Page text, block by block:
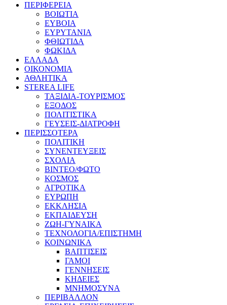
ΠΕΡΙΦΕΡΕΙΑ
ΒΟΙΩΤΙΑ
ΕΥΒΟΙΑ
ΕΥΡΥΤΑΝΙΑ
ΦΘΙΩΤΙΔΑ
ΦΩΚΙΔΑ
ΕΛΛΑΔΑ
ΟΙΚΟΝΟΜΙΑ
ΑΘΛΗΤΙΚΑ
STEREA LIFE
ΤΑΞΙΔΙΑ-ΤΟΥΡΙΣΜΟΣ
ΕΞΟΔΟΣ
ΠΟΛΙΤΙΣΤΙΚΑ
ΓΕΥΣΕΙΣ-ΔΙΑΤΡΟΦΗ
ΠΕΡΙΣΣΟΤΕΡΑ
ΠΟΛΙΤΙΚΗ
ΣΥΝΕΝΤΕΥΞΕΙΣ
ΣΧΟΛΙΑ
ΒΙΝΤΕΟ/ΦΩΤΟ
ΚΟΣΜΟΣ
ΑΓΡΟΤΙΚΑ
ΕΥΡΩΠΗ
ΕΚΚΛΗΣΙΑ
ΕΚΠΑΙΔΕΥΣΗ
ΖΩΗ-ΓΥΝΑΙΚΑ
ΤΕΧΝΟΛΟΓΙΑ/ΕΠΙΣΤΗΜΗ
ΚΟΙΝΩΝΙΚΑ
ΒΑΠΤΙΣΕΙΣ
ΓΑΜΟΙ
ΓΕΝΝΗΣΕΙΣ
ΚΗΔΕΙΕΣ
ΜΝΗΜΟΣΥΝΑ
ΠΕΡΙΒΑΛΛΟΝ